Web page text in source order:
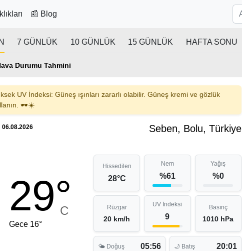
📰 Blog
7 GÜNLÜK 10 GÜNLÜK 15 GÜNLÜK HAFTA SONU
Durumu Tahmini
UV İndeksi: Güneş ışınları zararlı olabilir. Güneş kremi ve gözlük
🕶️☀️
Seben, Bolu, Türkiye
29°
C
Gece 16°
Hissedilen
28°C
Nem
%61
Yağış
%0
Rüzgar
20 km/h
UV İndeksi
9
Basınç
1010 hPa
🌤 Doğuş 05:56 🌙 Batış 20:01